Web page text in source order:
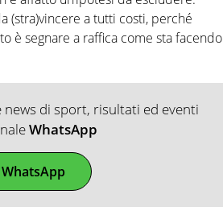
(stra)vincere a tutti costi, perché
è segnare a raffica come sta facendo
di sport, risultati ed eventi
WhatsApp